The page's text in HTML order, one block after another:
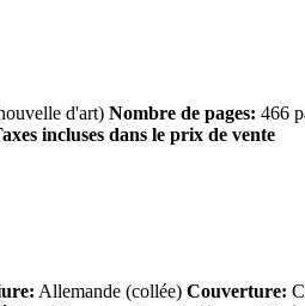
d'art) Nombre de pages: 466
incluses dans le prix de vente
Allemande (collée) Couverture: